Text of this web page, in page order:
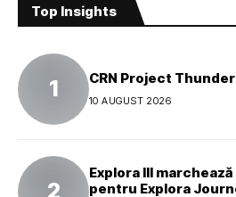
Top Insights
CRN Project
10 AUGUST 2026
Explora III
pentru Explora